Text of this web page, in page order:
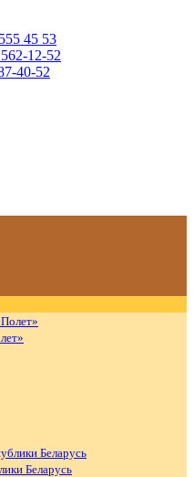
45 53
12-52
40-52
Беларусь